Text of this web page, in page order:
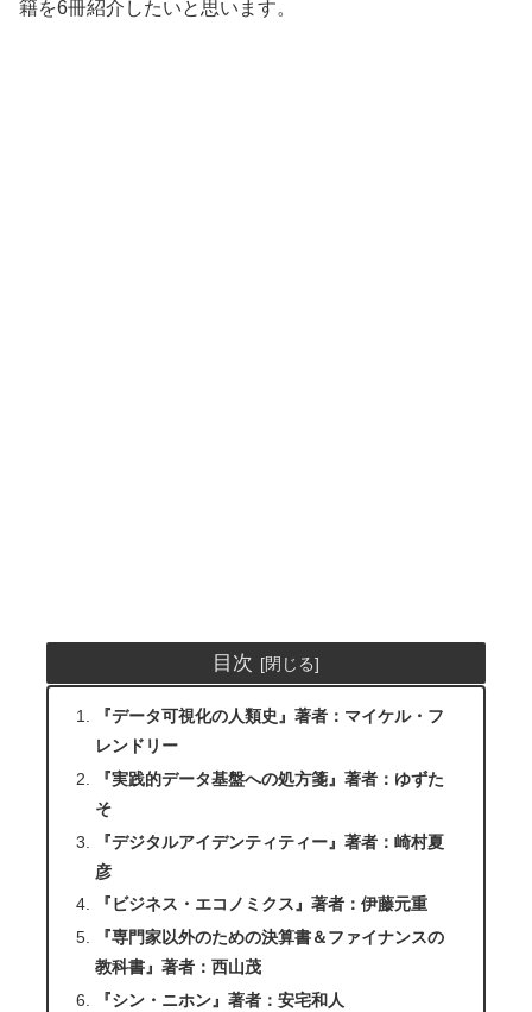
籍を6冊紹介したいと思います。
目次
『データ可視化の人類史』著者：マイケル・フ
レンドリー
『実践的データ基盤への処方箋』著者：ゆずた
そ
『デジタルアイデンティティー』著者：崎村夏
彦
『ビジネス・エコノミクス』著者：伊藤元重
『専門家以外のための決算書＆ファイナンスの
教科書』著者：西山茂
『シン・ニホン』著者：安宅和人